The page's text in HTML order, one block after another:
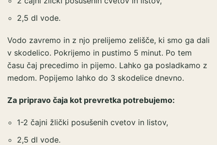
2,5 dl vode.
Vodo zavremo in z njo prelijemo zelišče, ki smo ga dali
v skodelico. Pokrijemo in pustimo 5 minut. Po tem
času čaj precedimo in pijemo. Lahko ga posladkamo z
medom. Popijemo lahko do 3 skodelice dnevno.
Za pripravo čaja kot prevretka potrebujemo:
1-2 čajni žlički posušenih cvetov in listov,
2,5 dl vode.